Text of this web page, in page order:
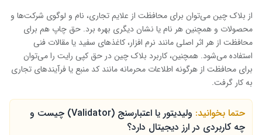
از بلاک چین می‌توان برای محافظت از علایم تجاری، نام و لوگوی شرکت‌ها و
محصولات و همچنین هر نام یا نشان دیگری بهره برد. حق چاپ هم برای
محافظت از هر اثر اصلی مانند نرم افزار، کاغذهای سفید یا مقالات فنی
استفاده می‌شود. همچنین، کاربرد بلاک چین در حق کپی رایت را می‌توان
برای محافظت از هرگونه اطلاعات محرمانه مانند کد منبع یا فرآیندهای تجاری
به کار گرفت.
حتما بخوانید:
ولیدیتور یا اعتبارسنج (Validator) چیست و
چه کاربردی در ارز دیجیتال دارد؟